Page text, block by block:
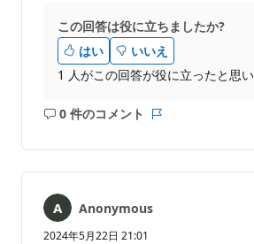
この回答は役に立ちましたか?
はい
いいえ
1 人がこの回答が役に立ったと思い
0 件のコメント
コ
ト
あ
り
ト
Anonymous
2024年5月22日 21:01